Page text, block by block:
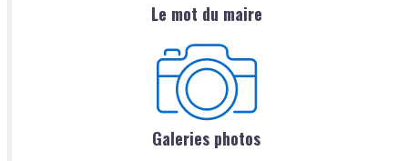
Le mot du maire
Galeries photos